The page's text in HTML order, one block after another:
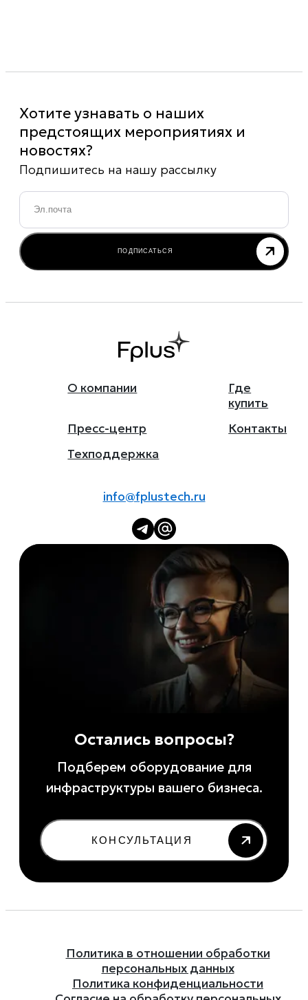
Хотите узнавать о наших
предстоящих мероприятиях и
новостях?
Подпишитесь на нашу рассылку
Email
ПОДПИСАТЬСЯ
О компании
Где
купить
Пресс-центр
Контакты
Техподдержка
info@fplustech.ru
Остались вопросы?
Подберем оборудование для
инфраструктуры вашего бизнеса.
КОНСУЛЬТАЦИЯ
Политика в отношении обработки
персональных данных
Политика конфиденциальности